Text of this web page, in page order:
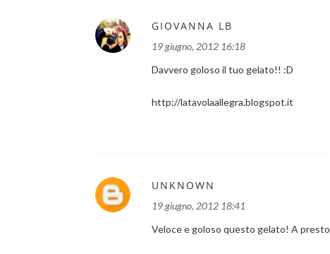
GIOVANNA LB
19 giugno, 2012 16:18
Davvero goloso il tuo gelato!! :D
http://latavolaallegra.blogspot.it
UNKNOWN
19 giugno, 2012 18:41
Veloce e goloso questo gelato! A presto